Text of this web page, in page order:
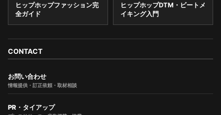
ヒップホップファッション完
全ガイド
ヒップホップDTM・ビートメ
イキング入門
CONTACT
お問い合わせ
情報提供・訂正依頼・取材相談
PR・タイアップ